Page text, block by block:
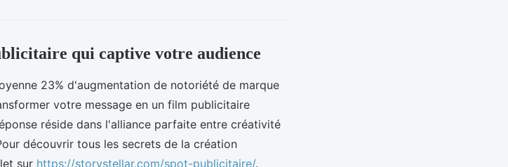
qui captive votre audience
23% d'augmentation de notoriété de marque
votre message en un film publicitaire
réside dans l'alliance parfaite entre créativité
découvrir tous les secrets de la création
sur https://storystellar.com/spot-publicitaire/.